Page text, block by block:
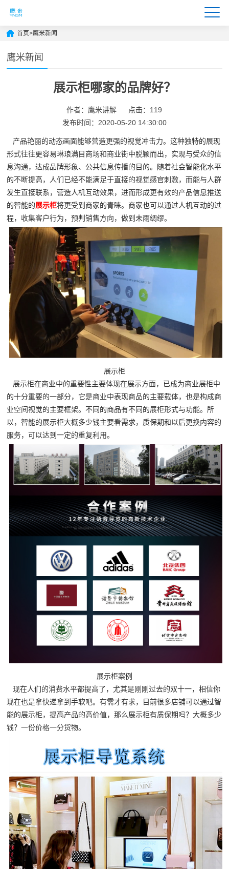
首页>鹰米新闻
鹰米新闻
展示柜哪家的品牌好？
作者：鹰米讲解
点击：119
发布时间：2020-05-20 14:30:00
产品艳丽的动态画面能够营造更强的视觉冲击力。这种独特的展现
形式往往更容易琳琅满目商场和商业街中脱颖而出，实现与受众的信
息沟通，达成品牌形象、公共信息传播的目的。随着社会智能化水平
的不断提高，人们已经不能满足于直接的视觉感官刺激，而能与人群
发生直接联系，营造人机互动效果，进而形成更有效的产品信息推送
的智能的展示柜将更受到商家的青睐。商家也可以通过人机互动的过
程，收集客户行为，预判销售方向，做到未雨绸缪。
展示柜
展示柜在商业中的重要性主要体现在展示方面，已成为商业展柜中
的十分重要的一部分，它是商业中表现商品的主要载体，也是构成商
业空间视觉的主要框架。不同的商品有不同的展柜形式与功能。所
以，智能的展示柜大概多少钱主要看需求，质保期和以后更换内容的
服务，可以达到一定的重复利用。
展示柜案例
现在人们的消费水平都提高了，尤其是刚刚过去的双十一，相信你
现在也是拿快递拿到手软吧。有需才有求，目前很多店铺可以通过智
能的展示柜，提高产品的高价值，那么展示柜有质保期吗？大概多少
钱？一份价格一分货物。